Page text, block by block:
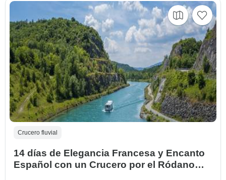
Crucero fluvial
14 días de Elegancia Francesa y Encanto
Español con un Crucero por el Ródano